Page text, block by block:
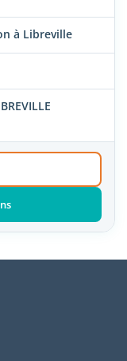
à Libreville